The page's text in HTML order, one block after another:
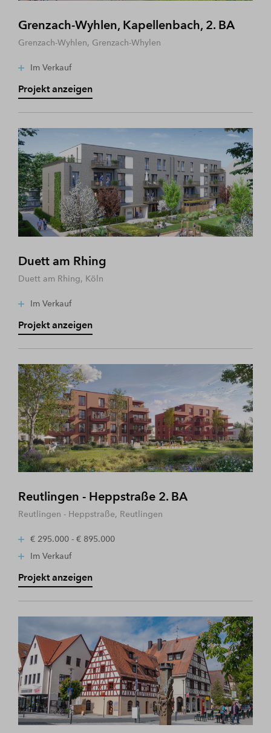
Grenzach-Wyhlen, Kapellenbach, 2. BA
Grenzach-Wyhlen, Grenzach-Whylen
Im Verkauf
Projekt anzeigen
Duett am Rhing
Duett am Rhing, Köln
Im Verkauf
Projekt anzeigen
Reutlingen - Heppstraße 2. BA
Reutlingen - Heppstraße, Reutlingen
€ 295.000 - € 895.000
Im Verkauf
Projekt anzeigen